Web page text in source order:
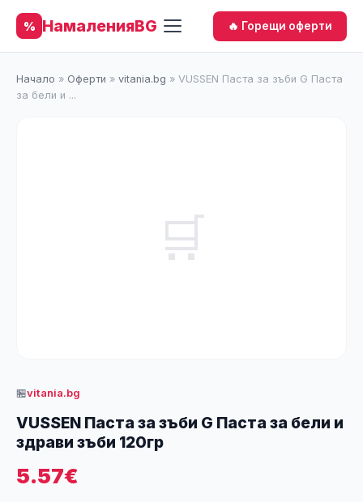
% НамаленияBG 🔥 Горещи оферти
Начало » Оферти » vitania.bg » VUSSEN Паста за зъби G Паста
за бели и ...
🛒
🏪vitania.bg
VUSSEN Паста за зъби G Паста за бели и
здрави зъби 120гр
5.57€